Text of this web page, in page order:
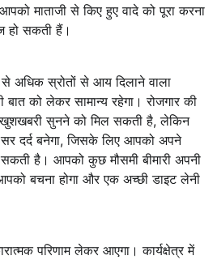
माताजी से किए हुए वादे को पूरा करना
हो सकती हैं।
स्रोतों से आय दिलाने वाला
बात को लेकर सामान्य रहेगा। रोजगार की
सुनने को मिल सकती है, लेकिन
दर्द बनेगा, जिसके लिए आपको अपने
है। आपको कुछ मौसमी बीमारी अपनी
बचना होगा और एक अच्छी डाइट लेनी
परिणाम लेकर आएगा। कार्यक्षेत्र में